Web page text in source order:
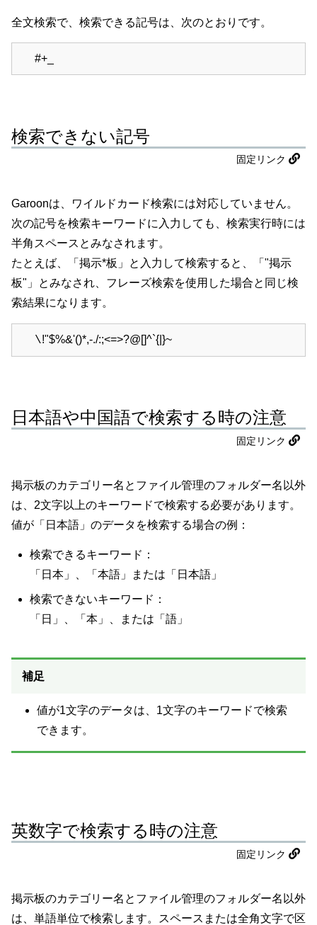
全文検索で、検索できる記号は、次のとおりです。
#+_
検索できない記号
固定リンク
Garoonは、ワイルドカード検索には対応していません。
次の記号を検索キーワードに入力しても、検索実行時には
半角スペースとみなされます。
たとえば、「掲示*板」と入力して検索すると、「"掲示
板"」とみなされ、フレーズ検索を使用した場合と同じ検
索結果になります。
\!"$%&'()*,-./:;<=>?@[]^`{|}~
日本語や中国語で検索する時の注意
固定リンク
掲示板のカテゴリー名とファイル管理のフォルダー名以外
は、2文字以上のキーワードで検索する必要があります。
値が「日本語」のデータを検索する場合の例：
検索できるキーワード：
「日本」、「本語」または「日本語」
検索できないキーワード：
「日」、「本」、または「語」
補足
値が1文字のデータは、1文字のキーワードで検索
できます。
英数字で検索する時の注意
固定リンク
掲示板のカテゴリー名とファイル管理のフォルダー名以外
は、単語単位で検索します。スペースまたは全角文字で区